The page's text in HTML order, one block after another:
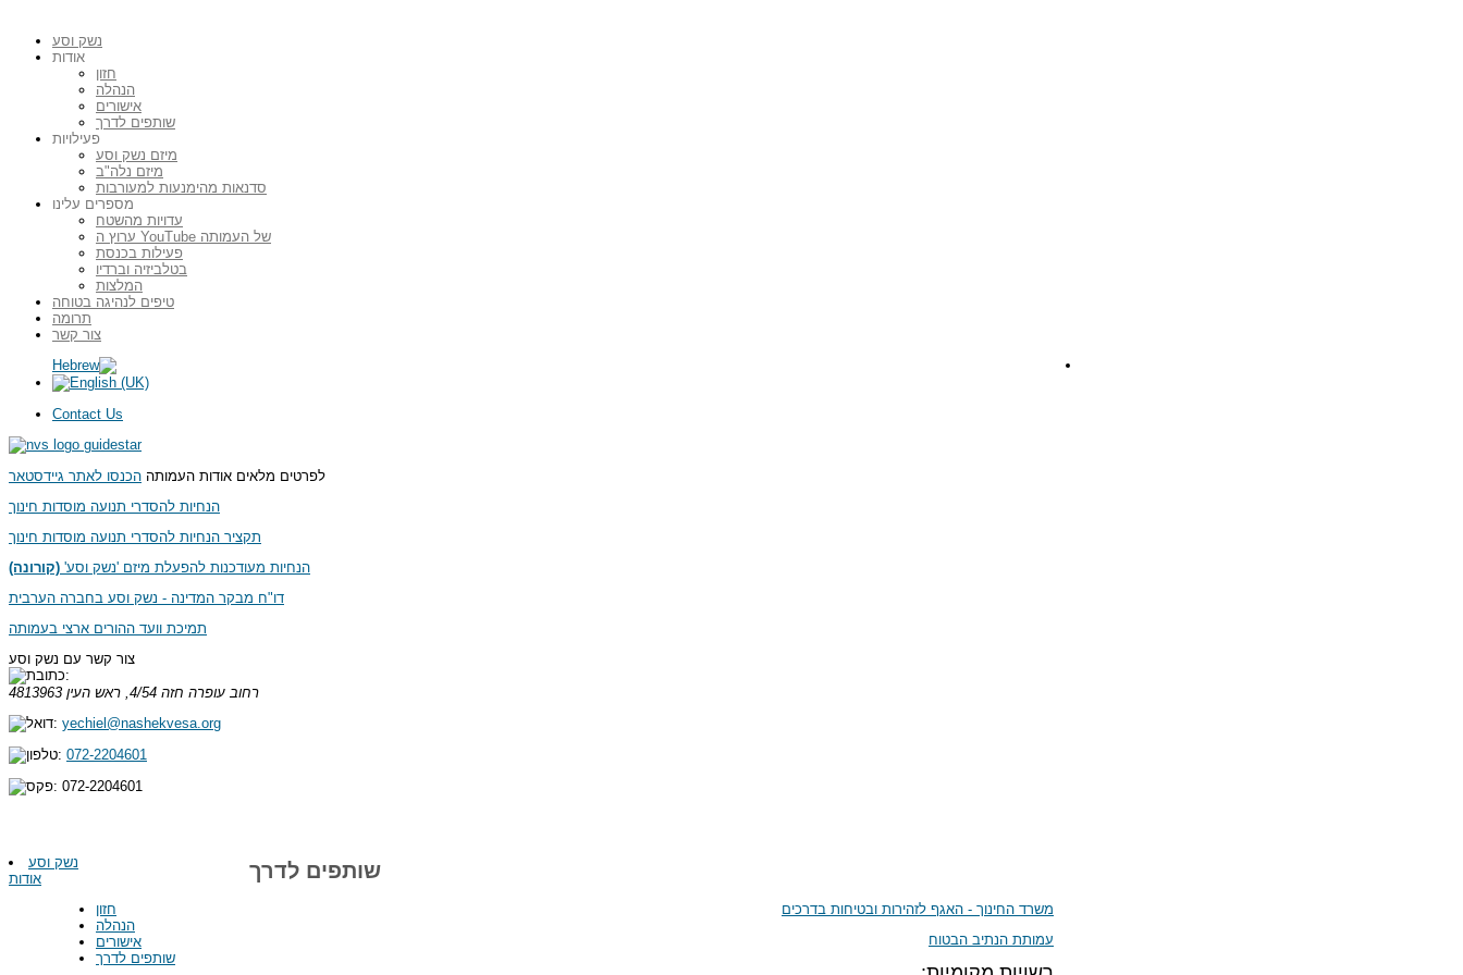
נשק וסע
אודות
חזון
הנהלה
אישורים
שותפים לדרך
פעילויות
מיזם נשק וסע
מיזם נלה"ב
סדנאות מהימנעות למעורבות
מספרים עלינו
עדויות מהשטח
ערוץ ה YouTube של העמותה
פעילות בכנסת
בטלביזיה וברדיו
המלצות
טיפים לנהיגה בטוחה
תרומה
צור קשר
Contact Us
לפרטים מלאים אודות העמותה הכנסו לאתר גיידסטאר
הנחיות להסדרי תנועה מוסדות חינוך
תקציר הנחיות להסדרי תנועה מוסדות חינוך
הנחיות מעודכנות להפעלת מיזם 'נשק וסע' (קורונה)
דו"ח מבקר המדינה - נשק וסע בחברה הערבית
תמיכת וועד ההורים ארצי בעמותה
צור קשר עם נשק וסע
רחוב עופרה חזה 4/54, ראש העין
4813963
yechiel@nashekvesa.org
072-2204601
072-2204601
נשק וסע
אודות
חזון
הנהלה
אישורים
שותפים לדרך
שותפים לדרך
משרד החינוך - האגף לזהירות ובטיחות בדרכים
עמותת הנתיב הבטוח